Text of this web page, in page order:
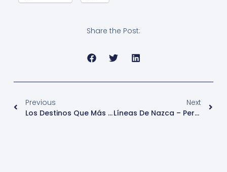
Share the Post:
Previous
Los Destinos Que Más Visitan Los Latinoamericanos Para Sus Vacaciones De Semana Santa
Next
Líneas De Nazca – Peru – Turismo